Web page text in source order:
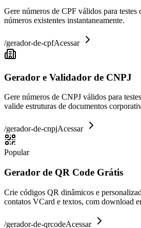
Gere números de CPF válidos para
números existentes instantaneamente.
/gerador-de-cpfAcessar
Gerador e Validador de CNPJ
Gere números de CNPJ válidos para
valide estruturas de documentos
/gerador-de-cnpjAcessar
Popular
Gerador de QR Code Grátis
Crie códigos QR dinâmicos e
contatos VCard e textos, com download
/gerador-de-qrcodeAcessar